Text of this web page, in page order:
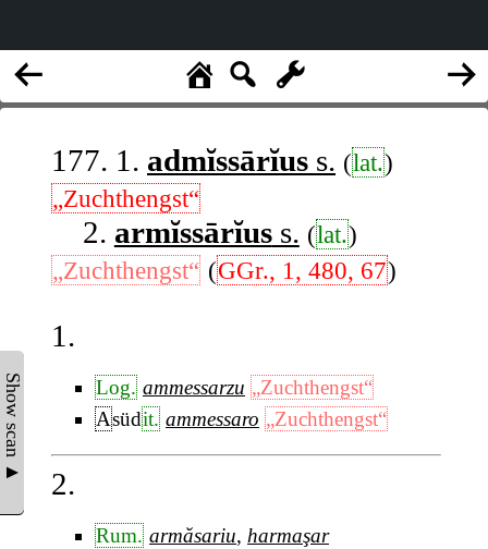
Show scan ▲
177. 1. admĭssārĭus s. (lat.)
„Zuchthengst“
2. armĭssārĭuss. (lat.)
„Zuchthengst“ (GGr., 1, 480, 67)
1.
Log. ammessarzu „Zuchthengst“
Asüdit. ammessaro „Zuchthengst“
2.
Rum. armăsariu, harmaşar